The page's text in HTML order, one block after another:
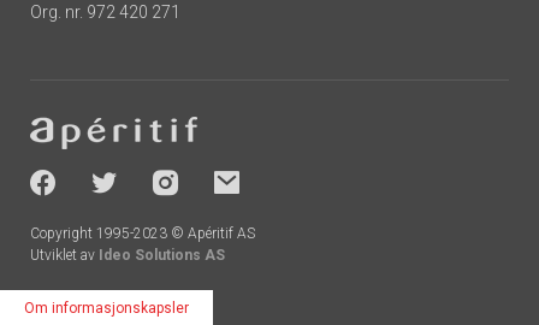
Org. nr. 972 420 271
-
socials
Copyright 1995-2023 © Apéritif AS
Utviklet av Ideo Solutions AS
Om informasjonskapsler